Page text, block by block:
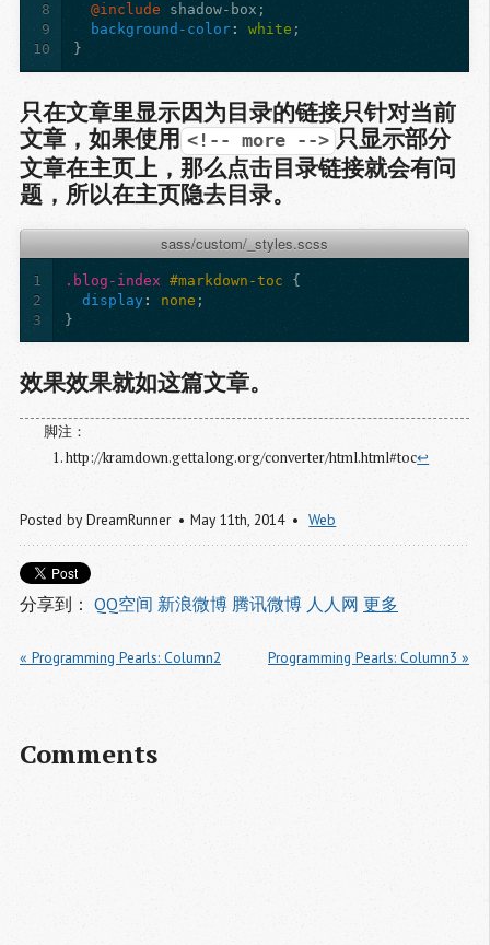
8
9
10
@include shadow-box ;
background-color: white ;
}
只在文章里显示因为目录的链接只针对当前
文章，如果使用 <!-- more --> 只显示部分
文章在主页上，那么点击目录链接就会有问
题，所以在主页隐去目录。
sass/custom/_styles.scss
1
2
3
.blog-index #markdown-toc
{
display : none ;
}
效果效果就如这篇文章。
http://kramdown.gettalong.org/converter/html.html#toc↩
Posted by DreamRunner May 11th, 2014 Web
分享到： QQ空间 新浪微博 腾讯微博 人人网 更多
« Programming Pearls: Column2 Programming Pearls: Column3 »
Comments